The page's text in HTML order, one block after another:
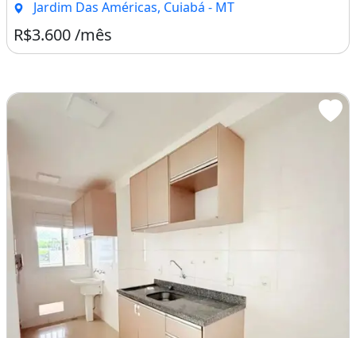
Churrasqueira
Perto De Vias De Acesso
Perto De Transporte Público
Perto De Escolas
Academia
Cinema
Salão De Festas
Rua Asfaltada
Playground
Piscina
Quadra Poliesportiva
Jardim Das Américas, Cuiabá - MT
R$3.600 /mês